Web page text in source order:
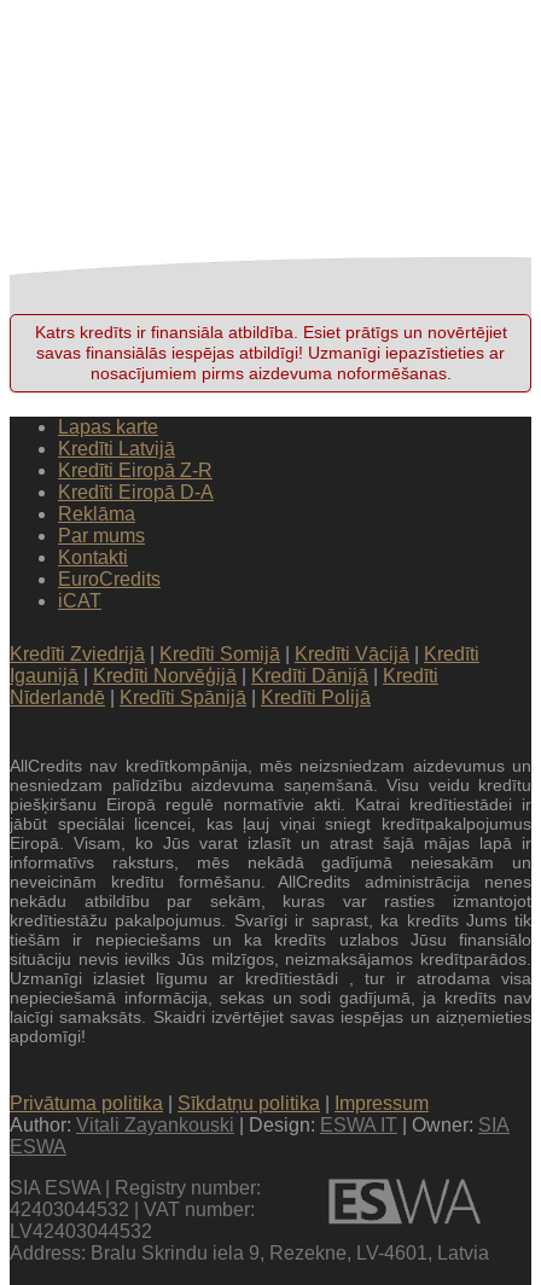
Katrs kredīts ir finansiāla atbildība. Esiet prātīgs un novērtējiet
savas finansiālās iespējas atbildīgi! Uzmanīgi iepazīstieties ar
nosacījumiem pirms aizdevuma noformēšanas.
Lapas karte
Kredīti Latvijā
Kredīti Eiropā Z-R
Kredīti Eiropā D-A
Reklāma
Par mums
Kontakti
EuroCredits
iCAT
Kredīti Zviedrijā Kredīti Somijā Kredīti Vācijā
Kredīti
Igaunijā
Kredīti Norvēģijā Kredīti Dānijā
Kredīti
Nīderlandē
Kredīti Spānijā Kredīti Polijā
AllCredits nav kredītkompānija, mēs neizsniedzam aizdevumus un
nesniedzam palīdzību aizdevuma saņemšanā. Visu veidu kredītu
piešķiršanu Eiropā regulē normatīvie akti. Katrai kredītiestādei ir
jābūt speciālai licencei, kas ļauj viņai sniegt kredītpakalpojumus
Eiropā. Visam, ko Jūs varat izlasīt un atrast šajā mājas lapā ir
informatīvs raksturs, mēs nekādā gadījumā neiesakām un
neveicinām kredītu formēšanu. AllCredits administrācija nenes
nekādu atbildību par sekām, kuras var rasties izmantojot
kredītiestāžu pakalpojumus. Svarīgi ir saprast, ka kredīts Jums tik
tiešām ir nepieciešams un ka kredīts uzlabos Jūsu finansiālo
situāciju nevis ievilks Jūs milzīgos, neizmaksājamos kredītparādos.
Uzmanīgi izlasiet līgumu ar kredītiestādi , tur ir atrodama visa
nepieciešamā informācija, sekas un sodi gadījumā, ja kredīts nav
laicīgi samaksāts. Skaidri izvērtējiet savas iespējas un aizņemieties
apdomīgi!
Privātuma politika Sīkdatņu politika
Impressum
Author: Vitali Zayankouski | Design: ESWA IT | Owner: SIA
ESWA
SIA ESWA | Registry number:
42403044532 | VAT number:
LV42403044532
Address: Bralu Skrindu iela 9, Rezekne, LV-4601, Latvia